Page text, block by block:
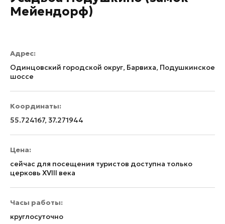
Мейендорф)
Адрес:
Одинцовский городской округ, Барвиха, Подушкинское
шоссе
Координаты:
55.724167, 37.271944
Цена:
сейчас для посещения туристов доступна только
церковь XVIII века
Часы работы:
круглосуточно